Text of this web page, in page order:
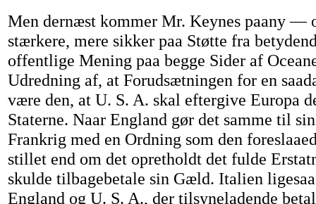
Men dernæst kommer Mr. Keynes paany —
stærkere, mere sikker paa Støtte fra
offentlige Mening paa begge Sider af
Udredning af, at Forudsætningen for en
være den, at U. S. A. skal eftergive Europa
Staterne. Naar England gør det samme til
Frankrig med en Ordning som den
stillet end om det opretholdt det fulde
skulde tilbagebetale sin Gæld. Italien
England og U. S. A., der tilsyneladende